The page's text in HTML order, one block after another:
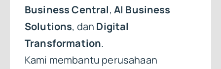
Business Central, AI Business
Solutions, dan Digital
Transformation.
Kami membantu perusahaan